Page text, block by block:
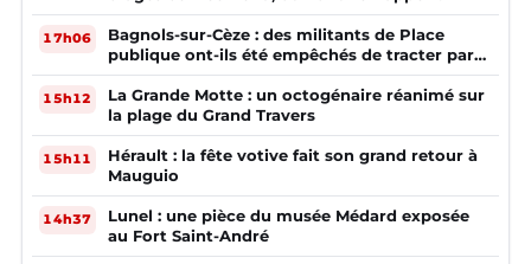
17h06
Bagnols-sur-Cèze : des militants de Place
publique ont-ils été empêchés de tracter par
la mairie ?
15h12
La Grande Motte : un octogénaire réanimé sur
la plage du Grand Travers
15h11
Hérault : la fête votive fait son grand retour à
Mauguio
14h37
Lunel : une pièce du musée Médard exposée
au Fort Saint-André